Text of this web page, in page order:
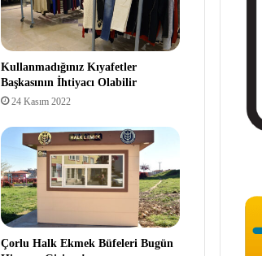
Kullanmadığınız Kıyafetler
Başkasının İhtiyacı Olabilir
24 Kasım 2022
Çorlu Halk Ekmek Büfeleri Bugün